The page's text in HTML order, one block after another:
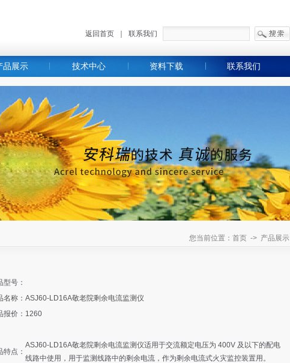
返回首页 联系我们
品展示 技术中心 资料下载 联系我们
您当前位置：首页 -> 产品展示
型号：
名称： ASJ60-LD16A敬老院剩余电流监测仪
报价： 1260
特点：
ASJ60-LD16A敬老院剩余电流监测仪适用于交流额定电压为 400V 及以下的配电
线路中使用，用于监测线路中的剩余电流，作为剩余电流式火灾监控装置用。